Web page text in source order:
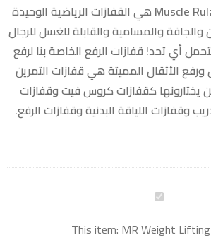
قفازات رفع الأثقال Muscle Rulz هي القفازات الرياضية الوحيدة
والجافة والمسامية والقابلة للغسل للرجال
أي تحد! قفازات الرفع الخاصة بنا لرفع
ورفع الأثقال المميتة هي قفازات التمرين
يختارونها كقفازات كروس فيت وقفازات
وقفازات اللياقة البدنية وقفازات الرفع.
This item: MR Weight